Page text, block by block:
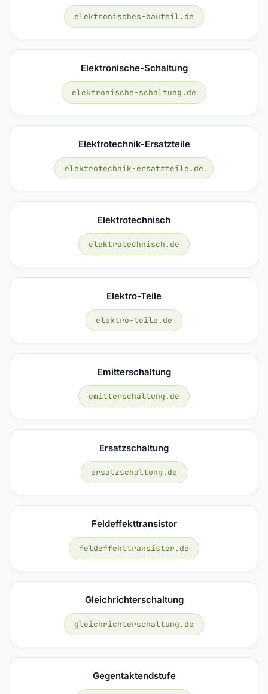
elektronisches-bauteil.de
Elektronische-Schaltung
elektronische-schaltung.de
Elektrotechnik-Ersatzteile
elektrotechnik-ersatzteile.de
Elektrotechnisch
elektrotechnisch.de
Elektro-Teile
elektro-teile.de
Emitterschaltung
emitterschaltung.de
Ersatzschaltung
ersatzschaltung.de
Feldeffekttransistor
feldeffekttransistor.de
Gleichrichterschaltung
gleichrichterschaltung.de
Gegentaktendstufe